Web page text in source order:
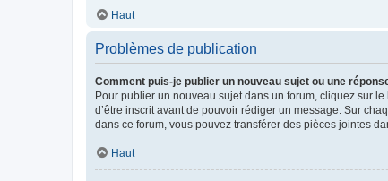
Haut
Problèmes de publication
Comment puis-je publier un nouveau sujet ou une
Pour publier un nouveau sujet dans un forum, cliquez sur
d’être inscrit avant de pouvoir rédiger un message. Sur
dans ce forum, vous pouvez transférer des pièces jointes
Haut